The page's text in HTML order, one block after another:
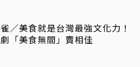
／美食就是台灣最強文化力！
「美食無間」賣相佳